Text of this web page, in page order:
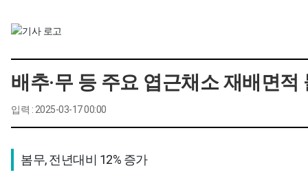
배추·무 등 주요 엽근채소 재배면적
입력 : 2025-03-17 00:00
봄무, 전년대비 12% 증가